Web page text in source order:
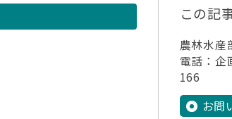
この記
農林水
電話：
166
お問